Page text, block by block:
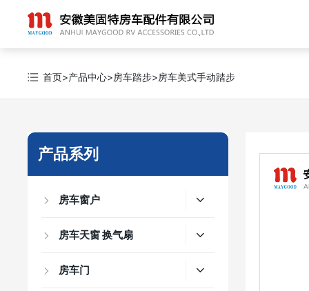
首页>产品中心>房车踏步>房车美式手动踏步
产品系列
房车窗户
房车天窗 换气扇
房车门